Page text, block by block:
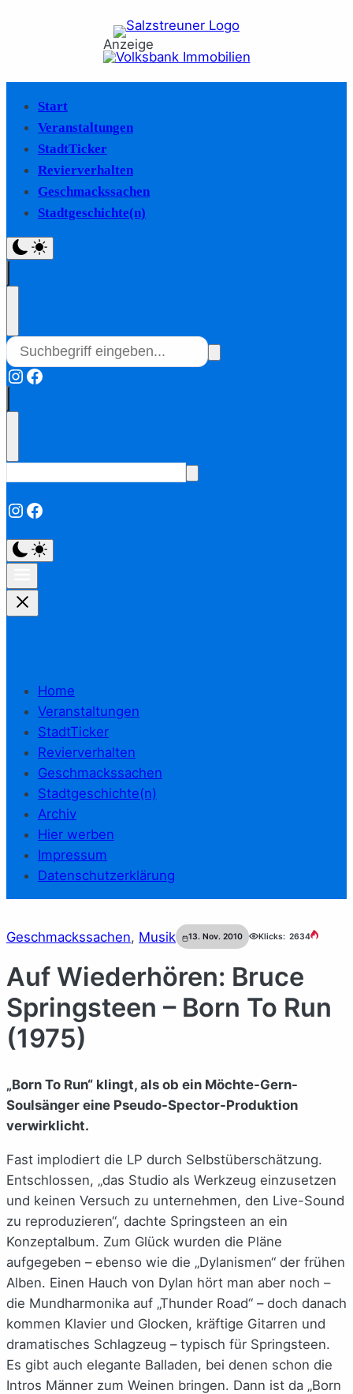
Anzeige
Start
Veranstaltungen
StadtTicker
Revierverhalten
Geschmackssachen
Stadtgeschichte(n)
Instagram
Facebook
Instagram
Facebook
Home
Veranstaltungen
StadtTicker
Revierverhalten
Geschmackssachen
Stadtgeschichte(n)
Archiv
Hier werben
Impressum
Datenschutzerklärung
Geschmackssachen, Musik 13. Nov. 2010 Klicks: 2634
Auf Wiederhören: Bruce
Springsteen – Born To Run
(1975)
„Born To Run“ klingt, als ob ein Möchte-Gern-
Soulsänger eine Pseudo-Spector-Produktion
verwirklicht.
Fast implodiert die LP durch Selbstüberschätzung.
Entschlossen, „das Studio als Werkzeug einzusetzen
und keinen Versuch zu unternehmen, den Live-Sound
zu reproduzieren“, dachte Springsteen an ein
Konzeptalbum. Zum Glück wurden die Pläne
aufgegeben – ebenso wie die „Dylanismen“ der frühen
Alben. Einen Hauch von Dylan hört man aber noch –
die Mundharmonika auf „Thunder Road“ – doch danach
kommen Klavier und Glocken, kräftige Gitarren und
dramatisches Schlagzeug – typisch für Springsteen.
Es gibt auch elegante Balladen, bei denen schon die
Intros Männer zum Weinen bringen. Dann ist da „Born